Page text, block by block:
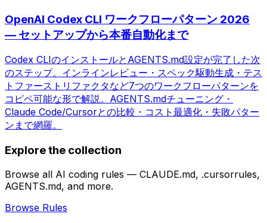
OpenAI Codex CLI ワークフローパターン 2026
— セットアップから本番自動化まで
Codex CLIのインストールとAGENTS.md設定が完了した次
のステップ。インラインレビュー・スペック駆動生成・テス
トファーストリファクタなど7つのワークフローパターンを
コピペ可能な形で解説。AGENTS.mdチューニング・
Claude Code/Cursorとの比較・コスト最適化・失敗パター
ンまで網羅。
Explore the collection
Browse all AI coding rules — CLAUDE.md, .cursorrules,
AGENTS.md, and more.
Browse Rules